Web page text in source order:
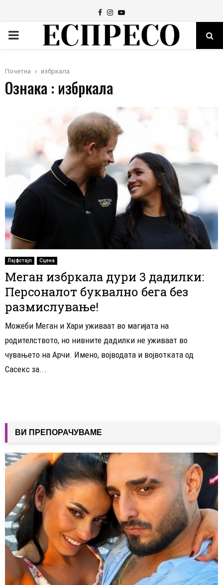
Facebook
Instagram
Youtube
PRIMARY
Почетна избркала
Ознака : избркала
Лајфстајл Сцена
Меган избркала дури 3 дадилки:
Персоналот буквално бега без
размислување!
Можеби Меган и Хари уживаат во магијата на
родителството, но нивните дадилки не уживаат во
чувањето на Арчи. Имено, војводата и војвотката од
Сасекс за...
ВИ ПРЕПОРАЧУВАМЕ